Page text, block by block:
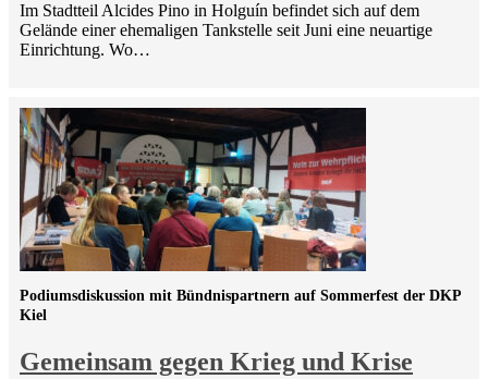
Im Stadtteil Alcides Pino in Holguín befindet sich auf dem
Gelände einer ehemaligen Tankstelle seit Juni eine neuartige
Einrichtung. Wo…
Gemeinsam gegen Krieg und Krise
Podiumsdiskussion mit Bündnispartnern auf Sommerfest der DKP
Kiel